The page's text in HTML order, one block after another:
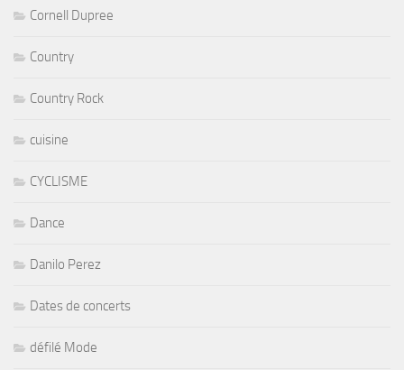
Cornell Dupree
Country
Country Rock
cuisine
CYCLISME
Dance
Danilo Perez
Dates de concerts
défilé Mode